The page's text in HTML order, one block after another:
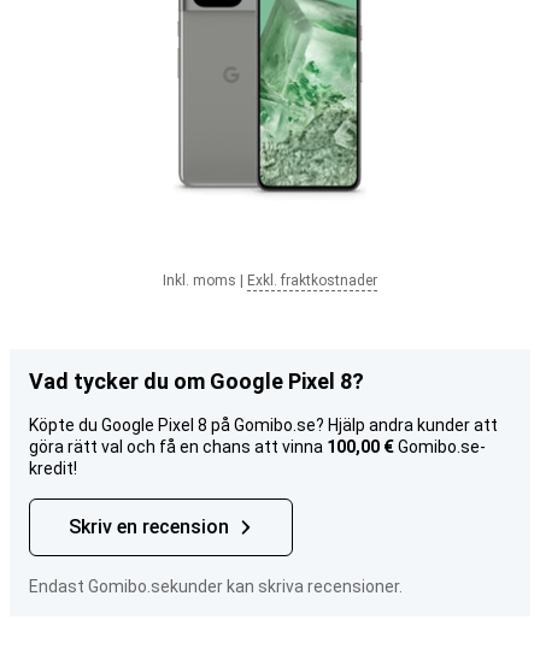
Inkl. moms Exkl. fraktkostnader
Vad tycker du om Google Pixel 8?
Köpte du Google Pixel 8 på Gomibo.se? Hjälp andra kunder att
göra rätt val och få en chans att vinna 100,00 €Gomibo.se-
kredit!
Skriv en recension
Endast Gomibo.sekunder kan skriva recensioner.